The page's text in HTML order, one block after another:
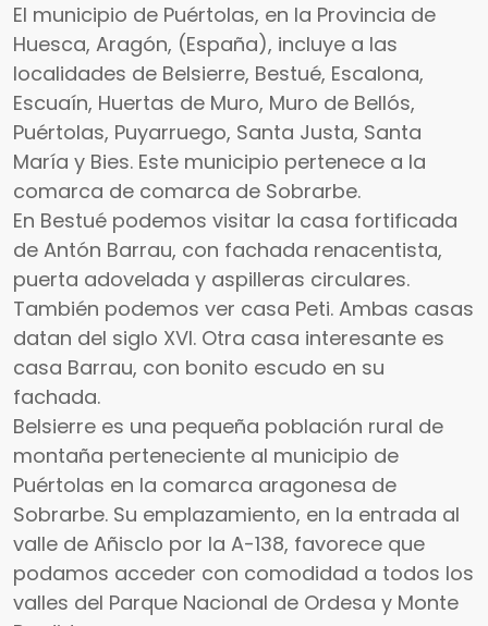
El municipio de Puértolas, en la Provincia de
Huesca, Aragón, (España), incluye a las
localidades de Belsierre, Bestué, Escalona,
Escuaín, Huertas de Muro, Muro de Bellós,
Puértolas, Puyarruego, Santa Justa, Santa
María y Bies. Este municipio pertenece a la
comarca de comarca de Sobrarbe.
En Bestué podemos visitar la casa fortificada
de Antón Barrau, con fachada renacentista,
puerta adovelada y aspilleras circulares.
También podemos ver casa Peti. Ambas casas
datan del siglo XVI. Otra casa interesante es
casa Barrau, con bonito escudo en su
fachada.
Belsierre es una pequeña población rural de
montaña perteneciente al municipio de
Puértolas en la comarca aragonesa de
Sobrarbe. Su emplazamiento, en la entrada al
valle de Añisclo por la A-138, favorece que
podamos acceder con comodidad a todos los
valles del Parque Nacional de Ordesa y Monte